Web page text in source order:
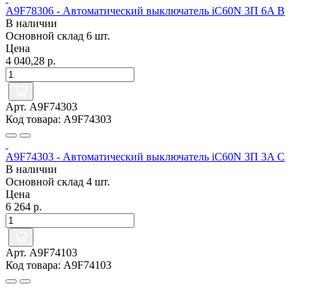
A9F78306 - Автоматический выключатель iC60N 3П 6A B
В наличии
Основной склад 6 шт.
Цена
4 040,28 р.
Арт. A9F74303
Код товара: A9F74303
A9F74303 - Автоматический выключатель iC60N 3П 3A C
В наличии
Основной склад 4 шт.
Цена
6 264 р.
Арт. A9F74103
Код товара: A9F74103